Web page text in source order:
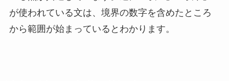
が使われている文は、境界の数字を含めたところ
から範囲が始まっているとわかります。